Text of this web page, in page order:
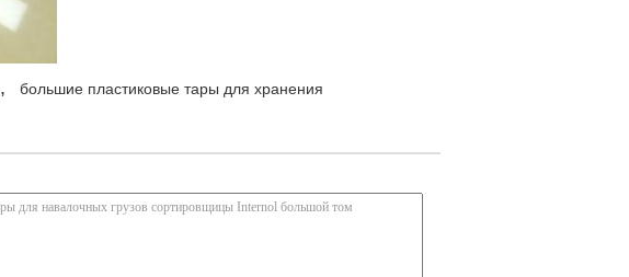
, большие пластиковые тары для хранения